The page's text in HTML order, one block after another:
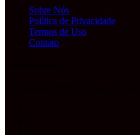
Sobre Nós
Política de Privacidade
Termos de Uso
Contato